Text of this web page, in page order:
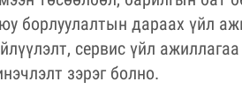
борлуулалтын дараах үйл
сервис үйл
зэрэг болно.